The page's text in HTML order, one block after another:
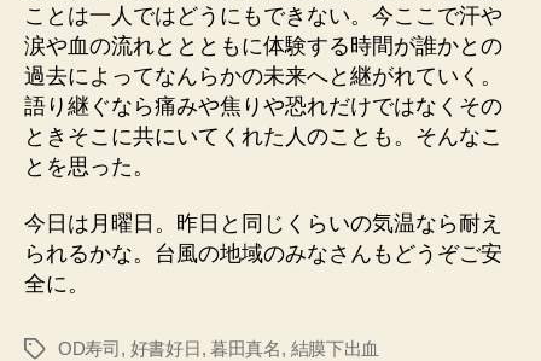
ことは一人ではどうにもできない。今ここで汗や
涙や血の流れととともに体験する時間が誰かとの
過去によってなんらかの未来へと継がれていく。
語り継ぐなら痛みや焦りや恐れだけではなくその
ときそこに共にいてくれた人のことも。そんなこ
とを思った。
今日は月曜日。昨日と同じくらいの気温なら耐え
られるかな。台風の地域のみなさんもどうぞご安
全に。
タ
OD寿司 , 好書好日, 暮田真名, 結膜下出血